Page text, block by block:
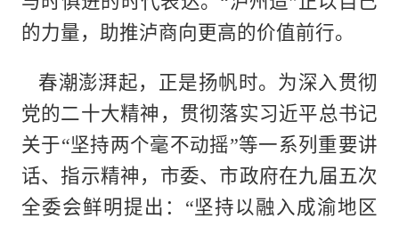
的力量，助推泸商向更高的价值前行。
春潮澎湃起，正是扬帆时。为深入贯彻
党的二十大精神，贯彻落实习近平总书记
关于“坚持两个毫不动摇”等一系列重要讲
话、指示精神，市委、市政府在九届五次
全委会鲜明提出：“坚持以融入成渝地区